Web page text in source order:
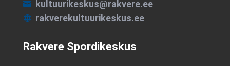
 kultuurikeskus@rakvere.ee
 rakverekultuurikeskus.ee
Rakvere Spordikeskus